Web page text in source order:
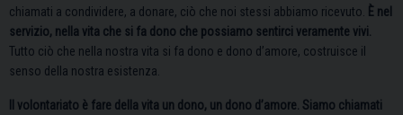
chiamati a condividere, a donare, ciò che noi stessi abbiamo ricevuto.
È nel
servizio, nella vita che si fa dono che possiamo sentirci veramente vivi.
Tutto ciò che nella nostra vita si fa dono e dono d’amore, costruisce il
senso della nostra esistenza.
Il volontariato è fare della vita un dono, un dono d’amore. Siamo chiamati